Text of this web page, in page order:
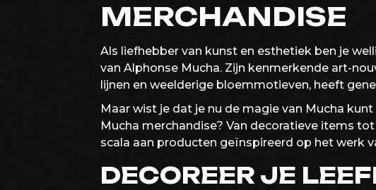
MERCHANDISE
Als liefhebber van kunst en esthetiek ben je
van Alphonse Mucha. Zijn kenmerkende art-
lijnen en weelderige bloemmotieven, heeft
Maar wist je dat je nu de magie van Mucha
Mucha merchandise? Van decoratieve items
scala aan producten geïnspireerd op het werk
DECOREER JE